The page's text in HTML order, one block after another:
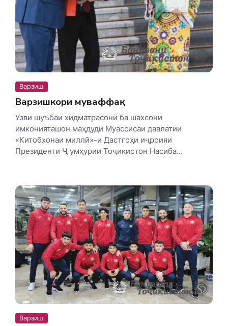
Варзиш
Варзишкори муваффақ
Узви шуъбаи хидматрасонӣ ба шахсони
имконияташон маҳдуди Муассисаи давлатии
«Китобхонаи миллӣ»-и Дастгоҳи иҷроияи
Президенти Ҷ умҳурии Тоҷикистон Насиба...
Варзиш